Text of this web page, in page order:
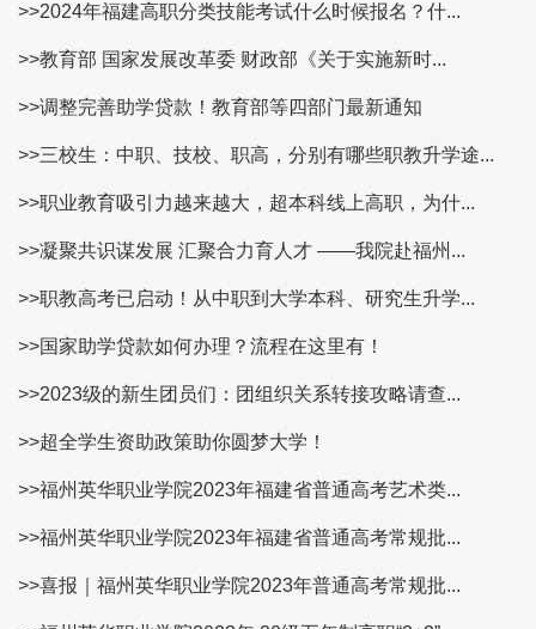
>>2024年福建高职分类技能考试什么时候报名？什...
>>教育部 国家发展改革委 财政部《关于实施新时...
>>调整完善助学贷款！教育部等四部门最新通知
>>三校生：中职、技校、职高，分别有哪些职教升学途...
>>职业教育吸引力越来越大，超本科线上高职，为什...
>>凝聚共识谋发展 汇聚合力育人才 ——我院赴福州...
>>职教高考已启动！从中职到大学本科、研究生升学...
>>国家助学贷款如何办理？流程在这里有！
>>2023级的新生团员们：团组织关系转接攻略请查...
>>超全学生资助政策助你圆梦大学！
>>福州英华职业学院2023年福建省普通高考艺术类...
>>福州英华职业学院2023年福建省普通高考常规批...
>>喜报｜福州英华职业学院2023年普通高考常规批...